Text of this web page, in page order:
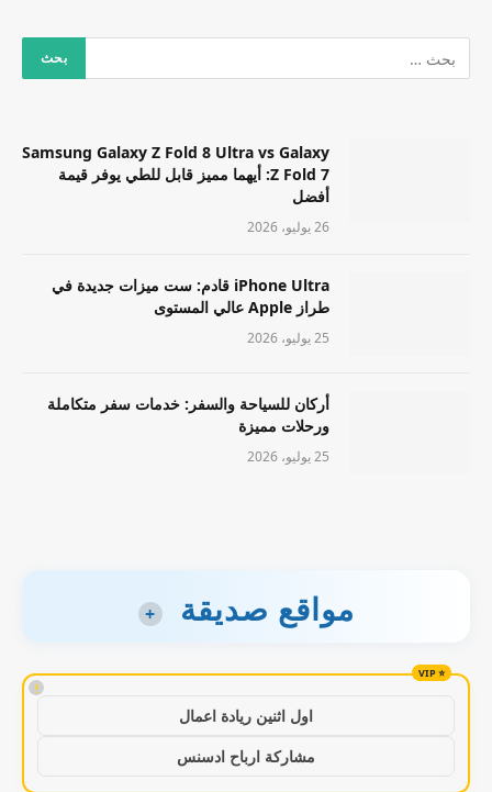
Samsung Galaxy Z Fold 8 Ultra vs Galaxy
Z Fold 7: أيهما مميز قابل للطي يوفر قيمة
أفضل
26 يوليو، 2026
iPhone Ultra قادم: ست ميزات جديدة في
طراز Apple عالي المستوى
25 يوليو، 2026
أركان للسياحة والسفر: خدمات سفر متكاملة
ورحلات مميزة
25 يوليو، 2026
مواقع صديقة +
!
اول اثنين ريادة اعمال
مشاركة ارباح ادسنس